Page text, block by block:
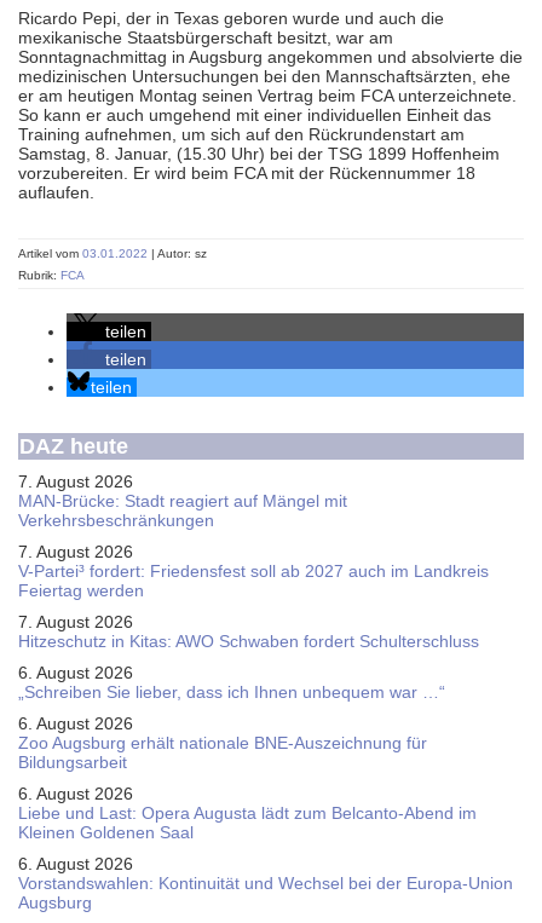
Ricardo Pepi, der in Texas geboren wurde und auch die
mexikanische Staatsbürgerschaft besitzt, war am
Sonntagnachmittag in Augsburg angekommen und absolvierte die
medizinischen Untersuchungen bei den Mannschaftsärzten, ehe
er am heutigen Montag seinen Vertrag beim FCA unterzeichnete.
So kann er auch umgehend mit einer individuellen Einheit das
Training aufnehmen, um sich auf den Rückrundenstart am
Samstag, 8. Januar, (15.30 Uhr) bei der TSG 1899 Hoffenheim
vorzubereiten. Er wird beim FCA mit der Rückennummer 18
auflaufen.
Artikel vom 03.01.2022 | Autor: sz
Rubrik: FCA
teilen
teilen
teilen
DAZ heute
7. August 2026
MAN-Brücke: Stadt reagiert auf Mängel mit
Verkehrsbeschränkungen
7. August 2026
V-Partei­³ fordert: Friedens­fest soll ab 2027 auch im Land­kreis
Feier­tag werden
7. August 2026
Hitzeschutz in Kitas: AWO Schwaben fordert Schulterschluss
6. August 2026
„Schreiben Sie lieber, dass ich Ihnen unbequem war …“
6. August 2026
Zoo Augsburg erhält nationale BNE-Auszeichnung für
Bildungsarbeit
6. August 2026
Liebe und Last: Opera Augusta lädt zum Belcanto-Abend im
Kleinen Goldenen Saal
6. August 2026
Vorstandswahlen: Kontinuität und Wechsel bei der Europa-Union
Augsburg